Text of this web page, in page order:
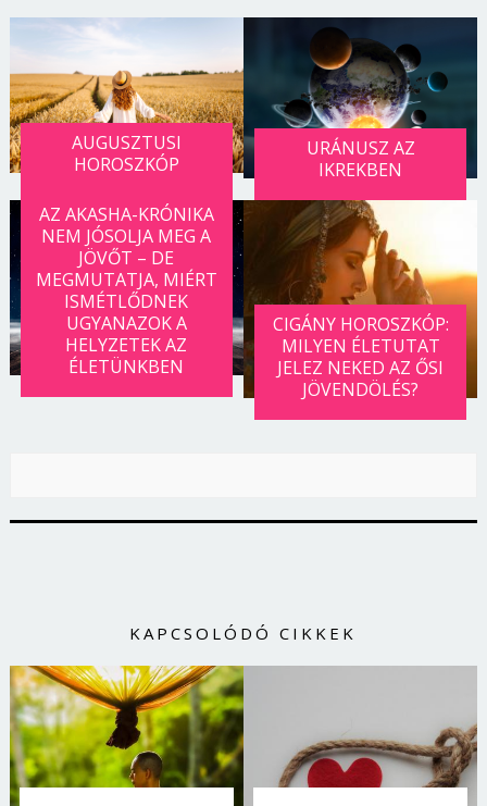
AUGUSZTUSI
HOROSZKÓP
URÁNUSZ AZ
IKREKBEN
AZ AKASHA-KRÓNIKA
NEM JÓSOLJA MEG A
JÖVŐT – DE
MEGMUTATJA, MIÉRT
ISMÉTLŐDNEK
UGYANAZOK A
HELYZETEK AZ
ÉLETÜNKBEN
CIGÁNY HOROSZKÓP:
MILYEN ÉLETUTAT
JELEZ NEKED AZ ŐSI
JÖVENDÖLÉS?
KAPCSOLÓDÓ CIKKEK